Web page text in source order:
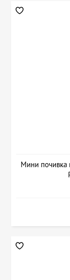
Мини почивка